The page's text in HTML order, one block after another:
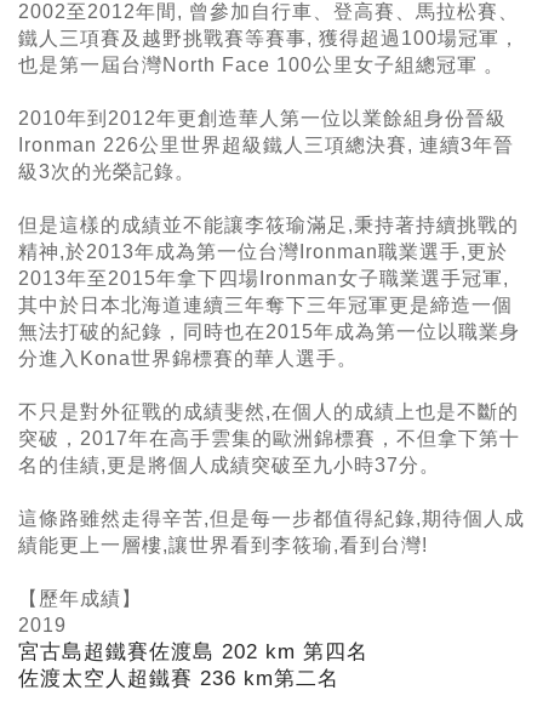
2002至2012年間, 曾參加自行車、登高賽、馬拉松賽、
鐵人三項賽及越野挑戰賽等賽事, 獲得超過100場冠軍，
也是第一屆台灣North Face 100公里女子組總冠軍 。
2010年到2012年更創造華人第一位以業餘組身份晉級
Ironman 226公里世界超級鐵人三項總決賽, 連續3年晉
級3次的光榮記錄。
但是這樣的成績並不能讓李筱瑜滿足,秉持著持續挑戰的
精神,於2013年成為第一位台灣Ironman職業選手,更於
2013年至2015年拿下四場Ironman女子職業選手冠軍,
其中於日本北海道連續三年奪下三年冠軍更是締造一個
無法打破的紀錄，同時也在2015年成為第一位以職業身
分進入Kona世界錦標賽的華人選手。
不只是對外征戰的成績斐然,在個人的成績上也是不斷的
突破，2017年在高手雲集的歐洲錦標賽，不但拿下第十
名的佳績,更是將個人成績突破至九小時37分。
這條路雖然走得辛苦,但是每一步都值得紀錄,期待個人成
績能更上一層樓,讓世界看到李筱瑜,看到台灣!
【歷年成績】
2019
宮古島超鐵賽佐渡島 202 km 第四名
佐渡太空人超鐵賽 236 km第二名